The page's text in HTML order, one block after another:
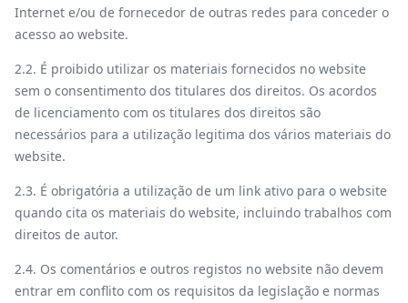
Internet e/ou de fornecedor de outras redes para conceder o
acesso ao website.
2.2. É proibido utilizar os materiais fornecidos no website
sem o consentimento dos titulares dos direitos. Os acordos
de licenciamento com os titulares dos direitos são
necessários para a utilização legitima dos vários materiais do
website.
2.3. É obrigatória a utilização de um link ativo para o website
quando cita os materiais do website, incluindo trabalhos com
direitos de autor.
2.4. Os comentários e outros registos no website não devem
entrar em conflito com os requisitos da legislação e normas